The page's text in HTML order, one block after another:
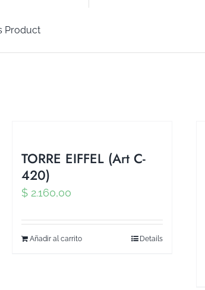
Product
TORRE EIFFEL (Art C-
420)
$ 2.160,00
Añadir al carrito Details